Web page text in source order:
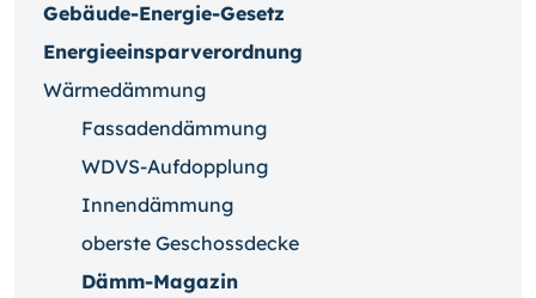
Gebäude-Energie-Gesetz
Energieeinsparverordnung
Wärmedämmung
Fassadendämmung
WDVS-Aufdopplung
Innendämmung
oberste Geschossdecke
Dämm-Magazin